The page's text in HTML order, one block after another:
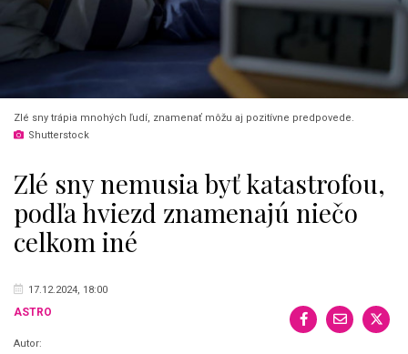
Zlé sny trápia mnohých ľudí, znamenať môžu aj pozitívne predpovede.
Shutterstock
Zlé sny nemusia byť katastrofou,
podľa hviezd znamenajú niečo
celkom iné
17.12.2024, 18:00
ASTRO
Autor: